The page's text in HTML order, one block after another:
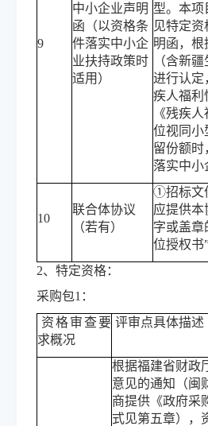
9
中小企业声明
函（以资格条
件落实中小企
业扶持政策时
适用）
型。本项
见特定
明函，根
（含新
进行认
疾人福利
《残疾
位视同
留份额
落实中小
10
联合体协议
（若有）
①招标文
应提供
字或盖章
位授权书”
2、 特定资格：
采购包1：
资格审查要
求概况
评审点具体描述
根据福建省财政
意见的通知（闽
商提供《政府采
式见第五章），